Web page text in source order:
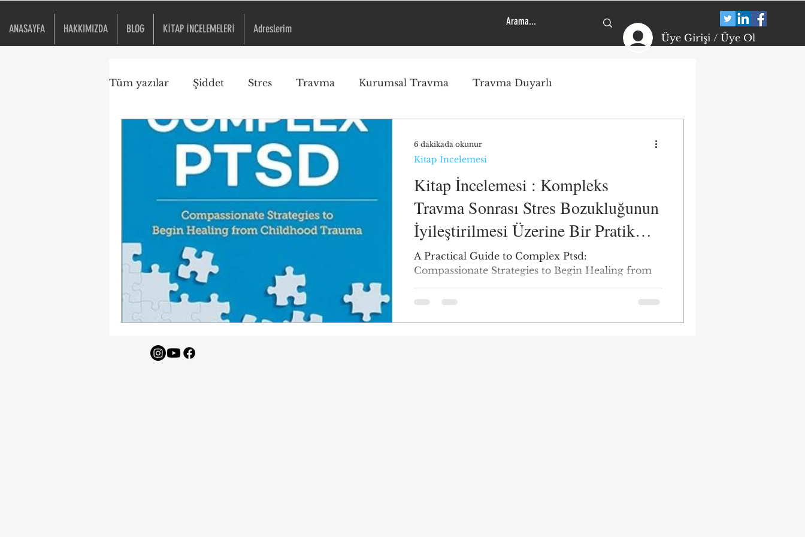
ANASAYFA HAKKIMIZDA BLOG KİTAP İNCELEMELERİ Adreslerim
Üye Girişi / Üye Ol
Tüm yazılar Şiddet Stres Travma Kurumsal Travma Travma Duyarlı
Travma Duyarlı Okul Travma Duyarlı Kurum
Kitap İncelemesi EMDR Uygulama Okul Saldırıları
Kitap İncelemesi : Kompleks
Travma Sonrası Stres Bozukluğunun
İyileştirilmesi Üzerine Bir Pratik
Yaklaşım
A Practical Guide to Complex Ptsd:
Compassionate Strategies to Begin Healing from
Childhood Trauma Yazar : Arielle Schwartz Yayın
Yılı :...
Kitap İncelemesi
6 dakikada okunur